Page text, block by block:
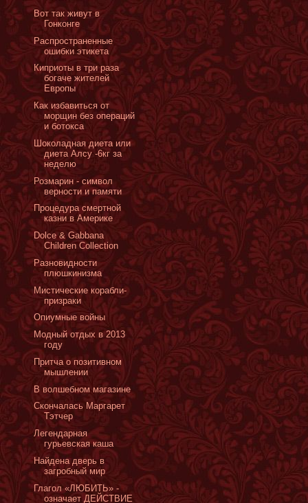
Вот так живут в
Гонконге
Распространенные
ошибки этикета
Киприоты в три раза
богаче жителей
Европы
Как избавиться от
морщин без операций
и ботокса
Шоколадная диета или
диета Алсу -6кг за
неделю
Розмарин - символ
верности и памяти
Процедура смертной
казни в Америке
Dolce & Gabbana
Children Collection
Разновидности
плюшкинизма
Мистические корабли-
призраки
Опиумные войны
Модный отдых в 2013
году
Притча о позитивном
мышлении
В волшебном магазине
Скончалась Маргарет
Тэтчер
Легендарная
гурьевская каша
Найдена дверь в
загробный мир
Глагол «ЛЮБИТЬ» -
означает ДЕЙСТВИЕ